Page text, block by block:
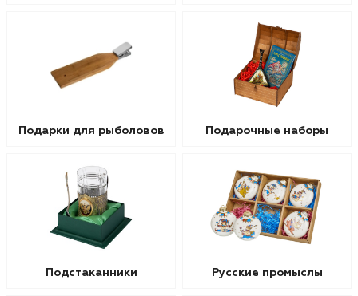
Подарки для рыболовов Подарочные наборы
Подстаканники Русские промыслы